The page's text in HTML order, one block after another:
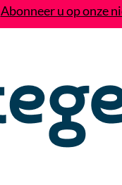
Abonneer u op onze